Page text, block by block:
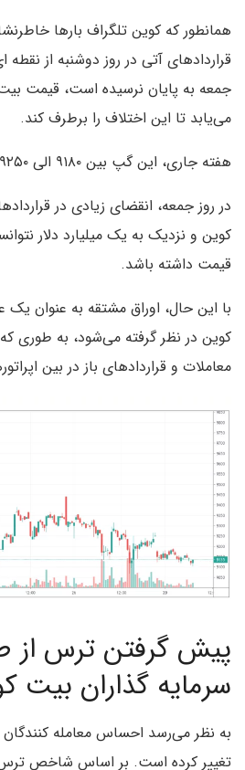
همانطور که کوین تلگراف بارها
قراردادهای آتی در روز دوشنبه از
جمعه به پایان نرسیده است، قیمت
می‌یابد تا این اختلاف را برطرف کند.
هفته جاری، این گپ بین ۹۱۸۰ الی ۹۲۵۰. بار است.
در روز جمعه، انقضای زیادی در
کوین و نزدیک به یک میلیارد دلار
قیمت داشته باشد.
با این حال، اوراق مشتقه به عنوان یک
کوین در نظر گرفته می‌شود، به طوری
معاملات و قراردادهای باز در بین
پیش گرفتن ترس از
سرمایه گذاران بیت
به نظر می‌رسد احساس معامله
تغییر کرده است. بر اساس شاخص ترس